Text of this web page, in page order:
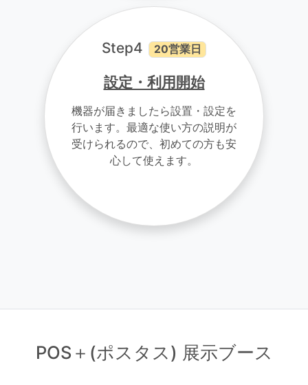
Step4 20営業日
設定・利用開始
機器が届きましたら設置・設定を
行います。最適な使い方の説明が
受けられるので、初めての方も安
心して使えます。
POS＋(ポスタス) 展示ブース